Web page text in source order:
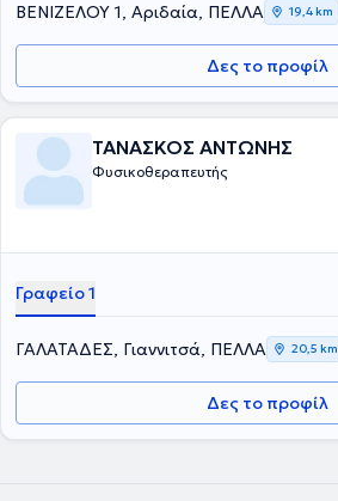
ΒΕΝΙΖΕΛΟΥ 1, Αριδαία, ΠΕΛΛΑ 19,4 km
Δες το προφίλ
ΤΑΝΑΣΚΟΣ ΑΝΤΩΝΗΣ
Φυσικοθεραπευτής
Γραφείο 1
ΓΑΛΑΤΑΔΕΣ, Γιαννιτσά, ΠΕΛΛΑ 20,5 km
Δες το προφίλ